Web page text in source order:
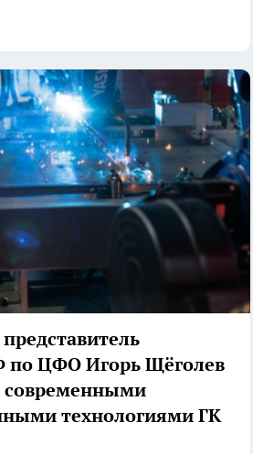
по ЦФО Игорь Щёголев
современными
технологиями ГК